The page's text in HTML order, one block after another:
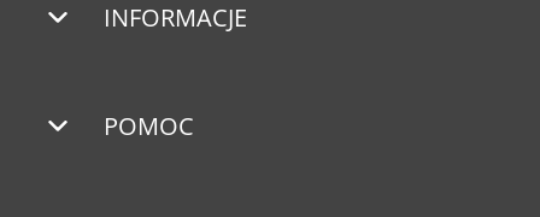
INFORMACJE
POMOC